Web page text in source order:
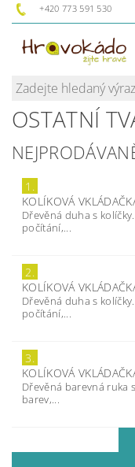
+420 773 591 530
OSTATNÍ
1.
KOLÍKOVÁ
Dřevěná duha s
počítání,...
2.
KOLÍKOVÁ
Dřevěná duha s
počítání,...
3.
KOLÍKOVÁ
Dřevěná barevná ruka
barev,...